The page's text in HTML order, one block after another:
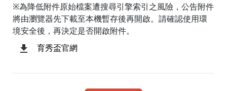
※為降低附件原始檔案遭搜尋引擎索引之風險，公告附件
將由瀏覽器先下載至本機暫存後再開啟。請確認使用環
境安全後，再決定是否開啟附件。
育秀盃官網